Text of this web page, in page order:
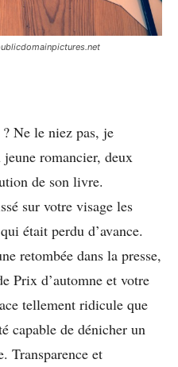
? Ne le niez pas, je
romancier, deux
de son livre.
sur votre visage les
était perdu d’avance.
retombée dans la presse,
Prix d’automne et votre
tellement ridicule que
capable de dénicher un
Transparence et